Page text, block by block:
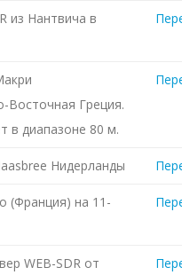
из Нантвича в
Восточная Греция.
в диапазоне 80 м.
Нидерланды
(Франция) на 11-
WEB-SDR от